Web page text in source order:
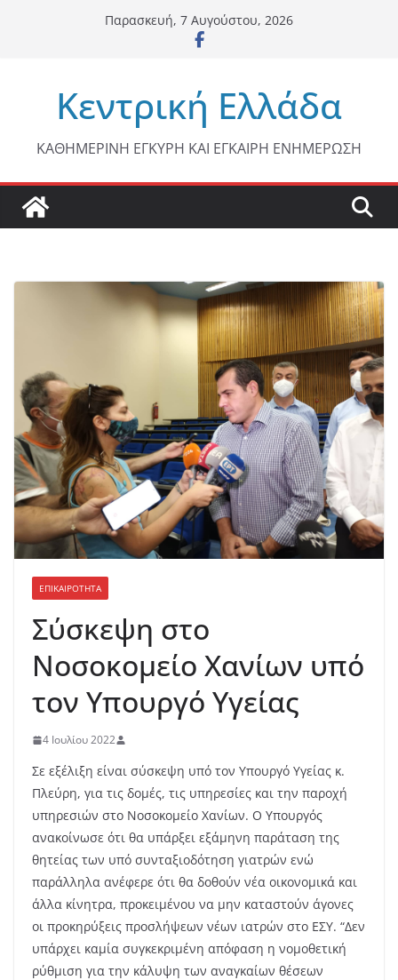
Παρασκευή, 7 Αυγούστου, 2026
Κεντρική Ελλάδα
ΚΑΘΗΜΕΡΙΝΗ ΕΓΚΥΡΗ ΚΑΙ ΕΓΚΑΙΡΗ ΕΝΗΜΕΡΩΣΗ
ΕΠΙΚΑΙΡΟΤΗΤΑ
Σύσκεψη στο
Νοσοκομείο Χανίων υπό
τον Υπουργό Υγείας
4 Ιουλίου 2022
Σε εξέλιξη είναι σύσκεψη υπό τον Υπουργό Υγείας κ.
Πλεύρη, για τις δομές, τις υπηρεσίες και την παροχή
υπηρεσιών στο Νοσοκομείο Χανίων. Ο Υπουργός
ανακοίνωσε ότι θα υπάρξει εξάμηνη παράταση της
θητείας των υπό συνταξιοδότηση γιατρών ενώ
παράλληλα ανέφερε ότι θα δοθούν νέα οικονομικά και
άλλα κίνητρα, προκειμένου να μην καταστούν άγονες
οι προκηρύξεις προσλήψεων νέων ιατρών στο ΕΣΥ. “Δεν
υπάρχει καμία συγκεκριμένη απόφαση η νομοθετική
ρύθμιση για την κάλυψη των αναγκαίων θέσεων